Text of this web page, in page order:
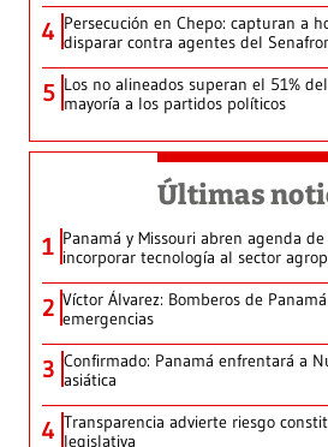
4 Persecución en Chepo: capturan a
disparar contra agentes del
5 Los no alineados superan el 51%
mayoría a los partidos políticos
Últimas
1 Panamá y Missouri abren agenda
incorporar tecnología al sector
2 Víctor Álvarez: Bomberos de
emergencias
3 Confirmado: Panamá enfrentará a
asiática
4 Transparencia advierte riesgo
legislativa